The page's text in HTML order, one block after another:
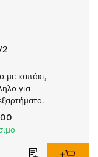
2
με καπάκι,
για